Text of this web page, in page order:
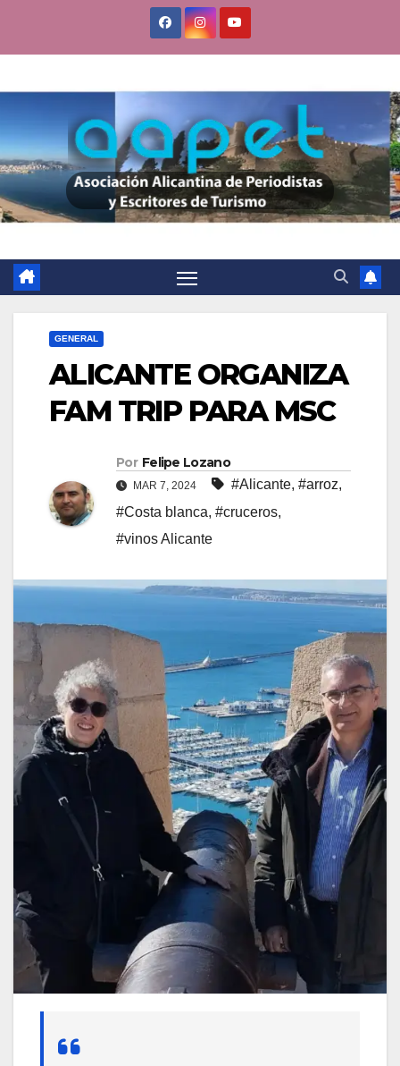
GENERAL
ALICANTE ORGANIZA
FAM TRIP PARA MSC
Por Felipe Lozano
MAR 7, 2024 #Alicante, #arroz,
#Costa blanca, #cruceros,
#vinos Alicante